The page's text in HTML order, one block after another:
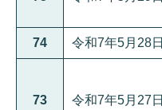
74 令和7年5月28日
73 令和7年5月27日